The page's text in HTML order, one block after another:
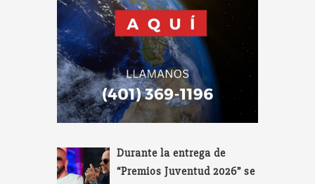
Durante la entrega de
“Premios Juventud 2026” se